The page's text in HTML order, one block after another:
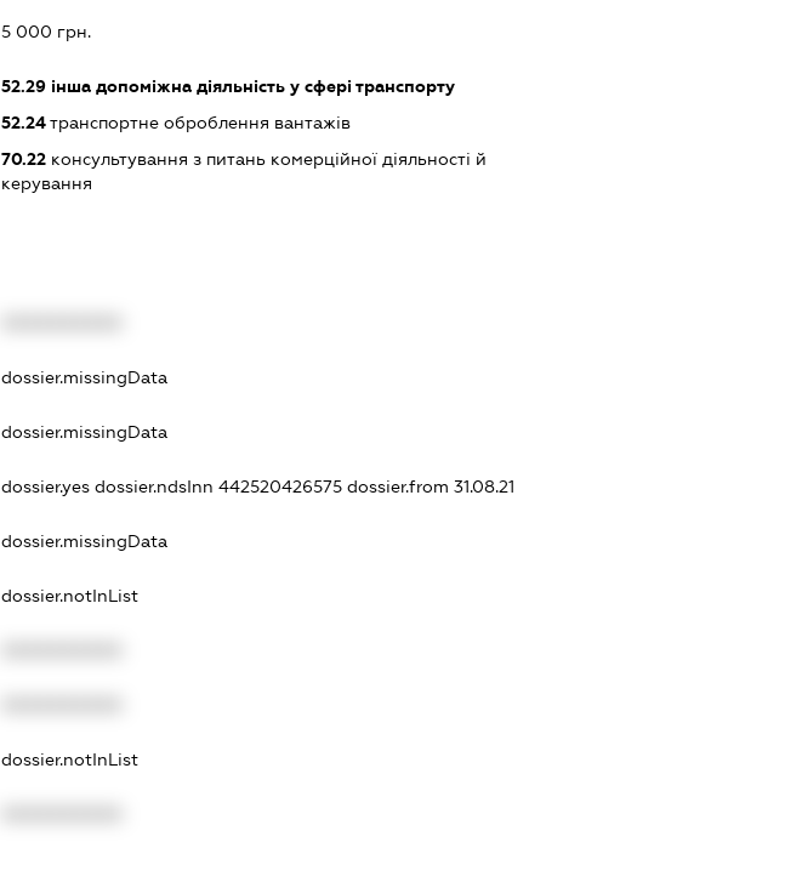
5 000 грн.
52.29інша допоміжна діяльність у сфері транспорту
52.24транспортне оброблення вантажів
70.22консультування з питань комерційної діяльності й
керування
dossier.missingData
dossier.missingData
dossier.yes dossier.ndsInn 442520426575 dossier.from 31.08.21
dossier.missingData
dossier.notInList
dossier.notInList